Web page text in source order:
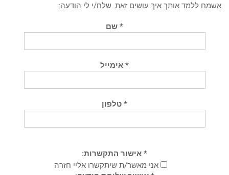
ללמד אותך איך עושים זאת. שלח/י לי הודעה:
* שם
* אימייל
* טלפון
* אישור התקשרות:
אני מאשר/ת שיתקשרו אליי חזרה